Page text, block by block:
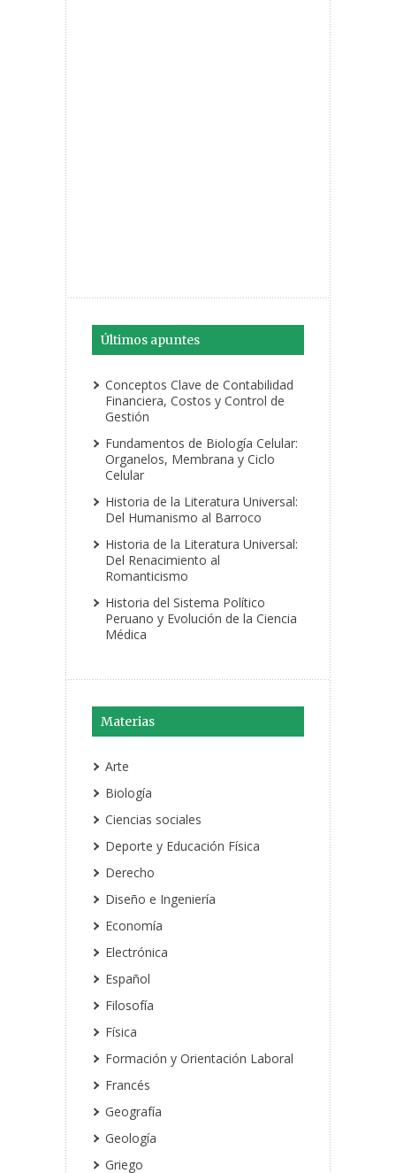
Últimos apuntes
Conceptos Clave de Contabilidad
Financiera, Costos y Control de
Gestión
Fundamentos de Biología Celular:
Organelos, Membrana y Ciclo
Celular
Historia de la Literatura Universal:
Del Humanismo al Barroco
Historia de la Literatura Universal:
Del Renacimiento al
Romanticismo
Historia del Sistema Político
Peruano y Evolución de la Ciencia
Médica
Materias
Arte
Biología
Ciencias sociales
Deporte y Educación Física
Derecho
Diseño e Ingeniería
Economía
Electrónica
Español
Filosofía
Física
Formación y Orientación Laboral
Francés
Geografía
Geología
Griego